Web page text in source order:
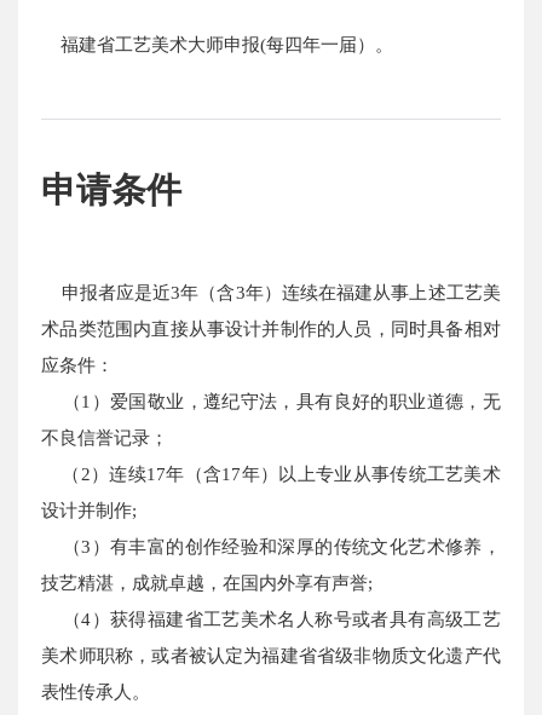
福建省工艺美术大师申报(每四年一届）。
申请条件
申报者应是近3年（含3年）连续在福建从事上述工艺美
术品类范围内直接从事设计并制作的人员，同时具备相对
应条件：
（1）爱国敬业，遵纪守法，具有良好的职业道德，无
不良信誉记录；
（2）连续17年（含17年）以上专业从事传统工艺美术
设计并制作;
（3）有丰富的创作经验和深厚的传统文化艺术修养，
技艺精湛，成就卓越，在国内外享有声誉;
（4）获得福建省工艺美术名人称号或者具有高级工艺
美术师职称，或者被认定为福建省省级非物质文化遗产代
表性传承人。